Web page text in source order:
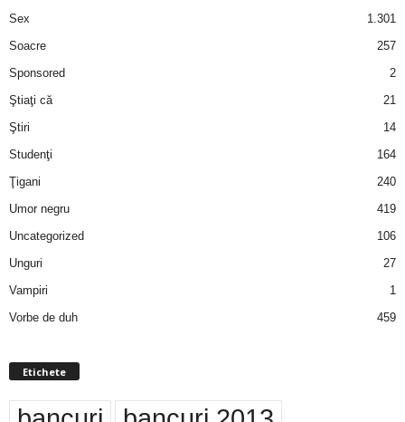
Sex
1.301
Soacre
257
Sponsored
2
Ştiaţi că
21
Ştiri
14
Studenţi
164
Ţigani
240
Umor negru
419
Uncategorized
106
Unguri
27
Vampiri
1
Vorbe de duh
459
Etichete